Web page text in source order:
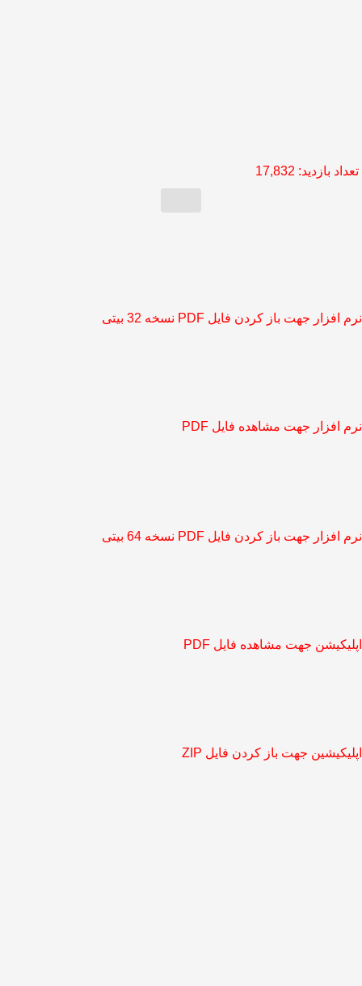
تعداد بازدید: 17,832
نرم افزار جهت باز کردن فایل PDF نسخه 32 بیتی
نرم افزار جهت مشاهده فایل PDF
نرم افزار جهت باز کردن فایل PDF نسخه 64 بیتی
اپلیکیشن جهت مشاهده فایل PDF
اپلیکیشین جهت باز کردن فایل ZIP